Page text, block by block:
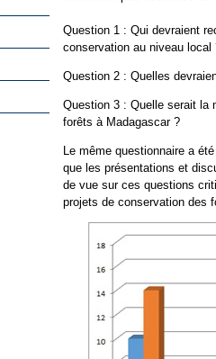
Question 1 : Qui devraient
conservation au niveau local
Question 2 : Quelles
Question 3 : Quelle serait la
forêts à Madagascar ?
Le même questionnaire a
que les présentations et
de vue sur ces questions
projets de conservation des